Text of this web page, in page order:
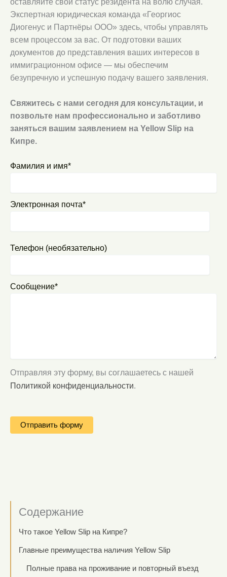
Экспертная юридическая команда «Георгиос
Диогенус и Партнёры ООО» здесь, чтобы управлять
всем процессом за вас. От подготовки ваших
документов до представления ваших интересов в
иммиграционном офисе — мы обеспечим
безупречную и успешную подачу вашего заявления.
Свяжитесь с нами сегодня для консультации, и
позвольте нам профессионально и заботливо
заняться вашим заявлением на Yellow Slip на
Кипре.
Фамилия и имя*
Электронная почта*
Телефон (необязательно)
Сообщение*
Отправляя эту форму, вы соглашаетесь с нашей
Политикой конфиденциальности.
Содержание
Что такое Yellow Slip на Кипре?
Главные преимущества наличия Yellow Slip
Полные права на проживание и повторный въезд